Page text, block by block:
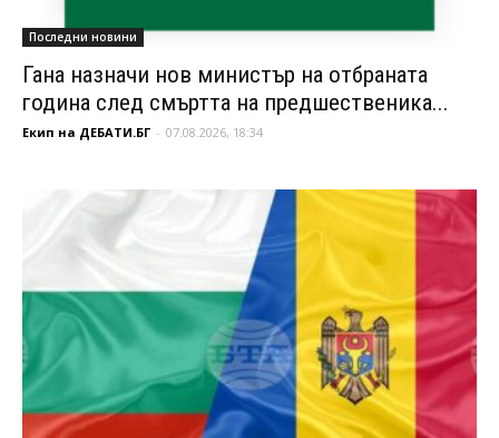
Последни новини
Гана назначи нов министър на отбраната
година след смъртта на предшественика...
Екип на ДЕБАТИ.БГ - 07.08.2026, 18:34